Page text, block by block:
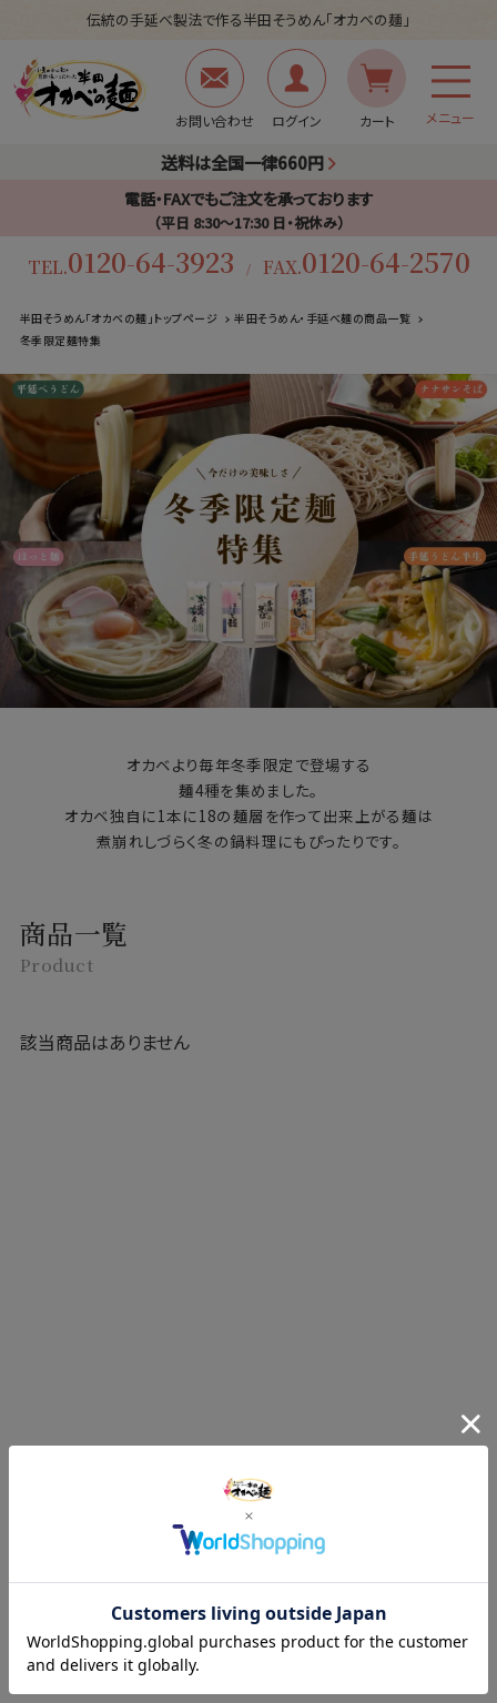
伝統の手延べ製法で作る半田そうめん「オカベの麺」
お問い合わせ ログイン カート メニュー
送料は全国一律660円
電話・FAXでもご注文を承っております
（平日 8:30〜17:30 日・祝休み）
TEL.0120-64-3923 / FAX.0120-64-2570
半田そうめん「オカベの麺」トップページ
半田そうめん・手延べ麺の商品一覧
冬季限定麺特集
オカベより毎年冬季限定で登場する
麺4種を集めました。
オカベ独自に1本に18の麺層を作って出来上がる麺は
煮崩れしづらく冬の鍋料理にもぴったりです。
商品一覧
Product
該当商品はありません